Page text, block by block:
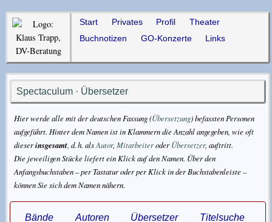
Start Privates Profil
Theater
Buchnotizen
GO-Konzerte Links
Spectaculum · Übersetzer
Hier werde alle mit der deutschen Fassung (Übersetzung) befassten Personen
aufgeführt. Hinter dem Namen ist in Klammern die Anzahl angegeben, wie oft
dieserinsgesamt, d. h. alsAutor, MitarbeiteroderÜbersetzer, auftritt.
Die jeweiligen Stücke liefert ein Klick auf den Namen. Über den
Anfangsbuchstaben – per Tastatur oder per Klick in der Buchstabenleiste –
können Sie sich dem Namen nähern.
Bände Autoren Übersetzer Titelsuche